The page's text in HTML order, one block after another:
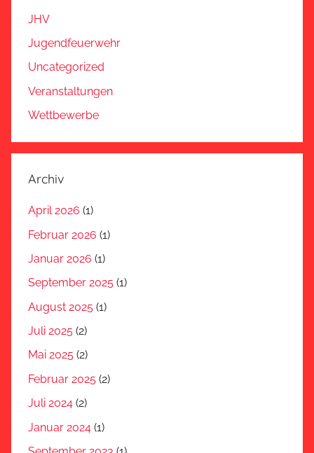
JHV
Jugendfeuerwehr
Uncategorized
Veranstaltungen
Wettbewerbe
Archiv
April 2026 (1)
Februar 2026 (1)
Januar 2026 (1)
September 2025 (1)
August 2025 (1)
Juli 2025 (2)
Mai 2025 (2)
Februar 2025 (2)
Juli 2024 (2)
Januar 2024 (1)